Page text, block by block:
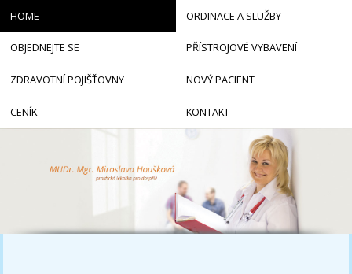
HOME ORDINACE A SLUŽBY
OBJEDNEJTE SE PŘÍSTROJOVÉ VYBAVENÍ
ZDRAVOTNÍ POJIŠŤOVNY NOVÝ PACIENT
CENÍK KONTAKT